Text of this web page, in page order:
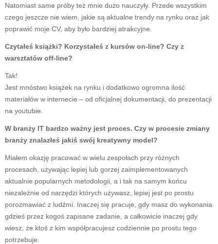
Natomiast same próby też mnie dużo nauczyły. Przede wszystkim
czego jeszcze nie wiem, jakie są aktualne trendy na rynku oraz jak
poprawić moje CV, aby było bardziej atrakcyjne.
Czytałeś książki? Korzystałeś z kursów on-line? Czy z
warsztatów off-line?
Tak!
Jest mnóstwo książek na rynku i dodatkowo ogromna ilość
materiałów w internecie – od oficjalnej dokumentacji, do prezentacji
na youtubie.
W branży IT bardzo ważny jest proces. Czy w procesie zmiany
branży znalazłeś jakiś swój kreatywny model?
Miałem okazję pracować w wielu zespołach przy różnych
procesach, używając lepiej lub gorzej zaimplementowanych
aktualnie popularnych metodologii, a i tak na samym końcu
niezależnie od narzędzi których używasz, lepiej jest po prostu
porozmawiać z ludźmi. Inaczej się pracuje, gdy masz do wykonania
gdzieś przez kogoś zapisane zadanie, a całkowicie inaczej gdy
wiesz, że ktoś z kim współpracujesz codziennie po prostu tego
potrzebuje.